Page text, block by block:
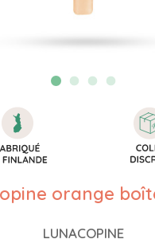
orange
LUNACOPINE